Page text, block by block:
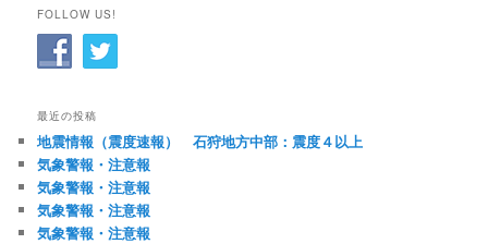
FOLLOW US!
最近の投稿
地震情報（震度速報） 石狩地方中部：震度４以上
気象警報・注意報
気象警報・注意報
気象警報・注意報
気象警報・注意報